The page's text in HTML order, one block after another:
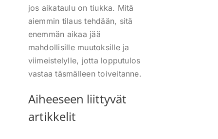
jos aikataulu on tiukka. Mitä
aiemmin tilaus tehdään, sitä
enemmän aikaa jää
mahdollisille muutoksille ja
viimeistelylle, jotta lopputulos
vastaa täsmälleen toiveitanne.
Aiheeseen liittyvät
artikkelit